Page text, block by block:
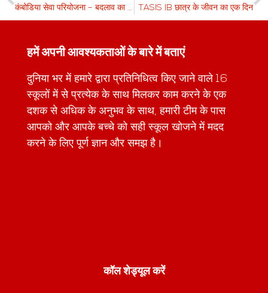
कंबोडिया सेवा परियोजना – बदलाव का एक अवसर TASIS IB छात्र के जीवन का एक दिन
हमें अपनी आवश्यकताओं के बारे में बताएं
दुनिया भर में हमारे द्वारा प्रतिनिधित्व किए जाने वाले 16
स्कूलों में से प्रत्येक के साथ मिलकर काम करने के एक
दशक से अधिक के अनुभव के साथ, हमारी टीम के पास
आपको और आपके बच्चे को सही स्कूल खोजने में मदद
करने के लिए पूर्ण ज्ञान और समझ है।
कॉल शेड्यूल करें